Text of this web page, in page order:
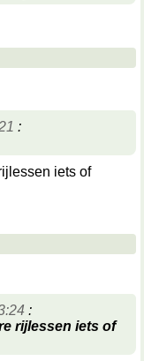
:
iets of
:
rijlessen iets of